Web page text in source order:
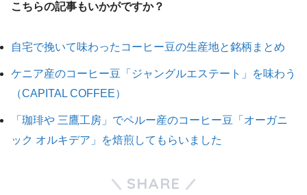
こちらの記事もいかがですか？
自宅で挽いて味わったコーヒー豆の生産地と銘柄まとめ
ケニア産のコーヒー豆「ジャングルエステート」を味わう
（CAPITAL COFFEE）
「珈琲や 三鷹工房」でペルー産のコーヒー豆「オーガニ
ック オルキデア」を焙煎してもらいました
SHARE